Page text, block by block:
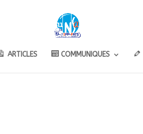
ARTICLES COMMUNIQUES